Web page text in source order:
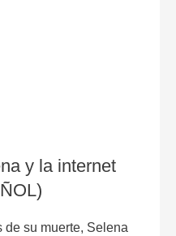
y la internet
de su muerte, Selena